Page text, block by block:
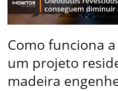
Como funciona
um projeto
madeira